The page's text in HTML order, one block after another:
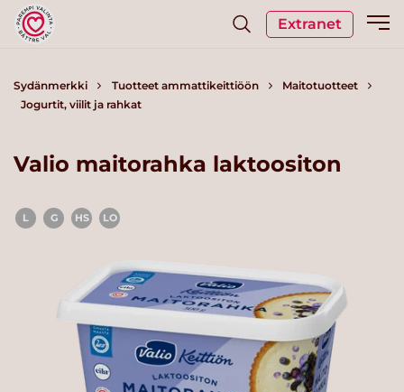
Extranet
Sydänmerkki Tuotteet ammattikeittiöön
Maitotuotteet
Jogurtit, viilit ja rahkat
Valio maitorahka laktoositon
L G HS LO